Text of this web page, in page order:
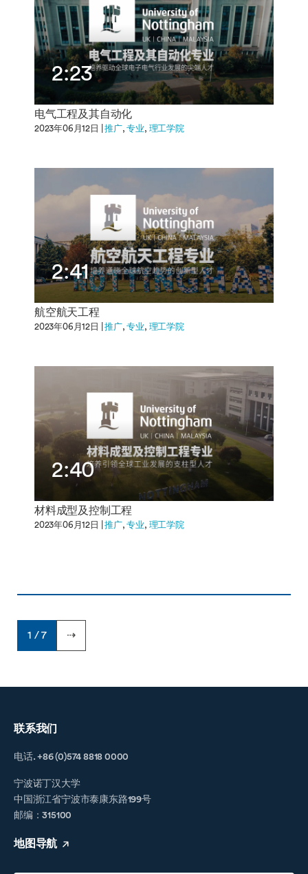
2:23
电气工程及其自动化
2023年06月12日 |推广 专业 理工学院
2:41
航空航天工程
2023年06月12日 |推广 专业 理工学院
2:40
材料成型及控制工程
2023年06月12日 |推广 专业 理工学院
1 / 7 ⇢
联系我们
电话. +86 (0)574 8818 0000
宁波诺丁汉大学
中国浙江省宁波市泰康东路199号
邮编：315100
地图导航